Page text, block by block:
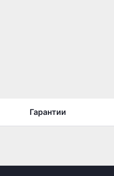
Гарантии